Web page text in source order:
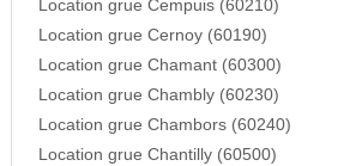
Location grue Cempuis (60210)
Location grue Cernoy (60190)
Location grue Chamant (60300)
Location grue Chambly (60230)
Location grue Chambors (60240)
Location grue Chantilly (60500)